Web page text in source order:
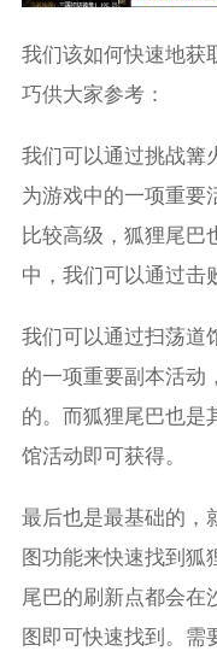
我们该如何快速地获
巧供大家参考：
我们可以通过挑战篝
为游戏中的一项重要
比较高级，狐狸尾巴
中，我们可以通过击
我们可以通过扫荡道
的一项重要副本活动
的。而狐狸尾巴也是
馆活动即可获得。
最后也是最基础的，
图功能来快速找到狐
尾巴的刷新点都会在
图即可快速找到。需